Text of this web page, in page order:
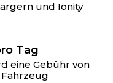
und Ionity
Tag
eine Gebühr von